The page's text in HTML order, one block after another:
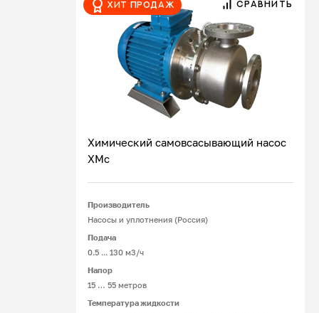
зависимости от перекачиваемой жидкости,
устанавливают одинарные и двойные
уплотнительные устройства конструкций:
«спина к спине», «тандем».
Хит продаж СРАВНИТЬ
Химический самовсасывающий насос
ХМс
Производитель
Насосы и уплотнения (Россия)
Подача
0.5 ... 130 м3/ч
Напор
15 … 55 метров
Температура жидкости